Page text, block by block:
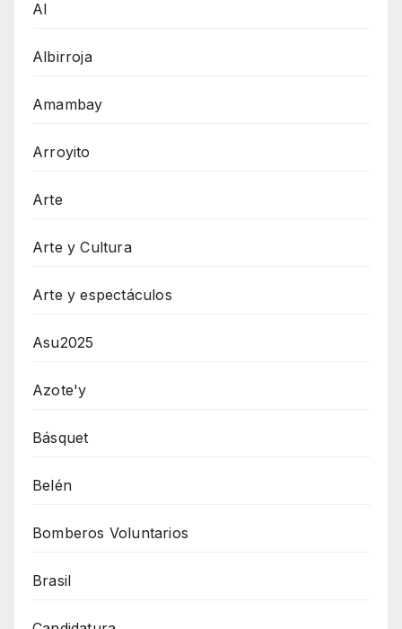
AI
Albirroja
Amambay
Arroyito
Arte
Arte y Cultura
Arte y espectáculos
Asu2025
Azote'y
Básquet
Belén
Bomberos Voluntarios
Brasil